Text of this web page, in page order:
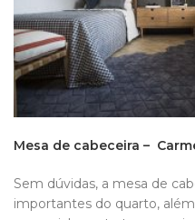
Mesa de cabeceira –
Sem dúvidas, a mesa de
importantes do quarto,